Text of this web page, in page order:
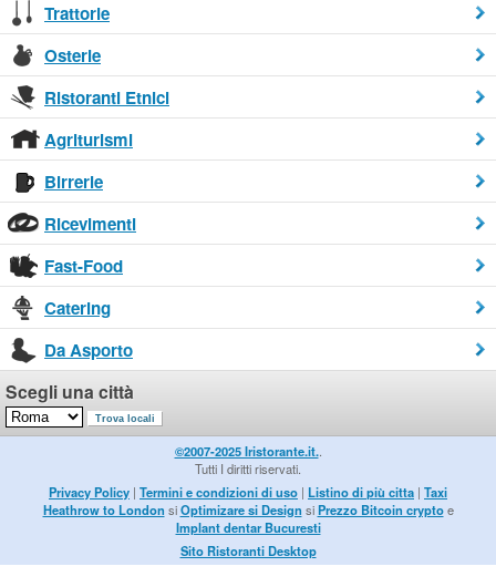
Trattorie
Osterie
Ristoranti Etnici
Agriturismi
Birrerie
Ricevimenti
Fast-Food
Catering
Da Asporto
Scegli una città
©2007-2025 Iristorante.it..
Tutti I diritti riservati.
Privacy Policy | Termini e condizioni di uso | Listino di più citta | Taxi
Heathrow to London siOptimizare si Design siPrezzo Bitcoin cryptoe
Implant dentar Bucuresti
Sito Ristoranti Desktop